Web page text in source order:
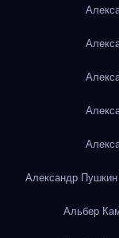
Александр
Альбер